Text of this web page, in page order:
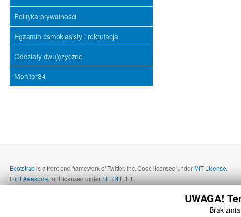
Polityka prywatności
Egzamin ósmoklasisty i rekrutacja
Oddziały dwujęzyczne
Monitor34
UWAGA!
Brak
Bootstrapis a front-end framework of Twitter, Inc. Code licensed underMIT License.
Font Awesomefont licensed underSIL OFL 1.1.